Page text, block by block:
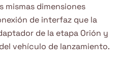
mismas dimensiones
de interfaz que la
de la etapa Orión y
vehículo de lanzamiento.